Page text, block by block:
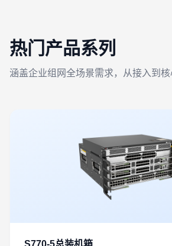
热门产品系列
涵盖企业组网全场景需求，从接入到
S770-5总装机箱